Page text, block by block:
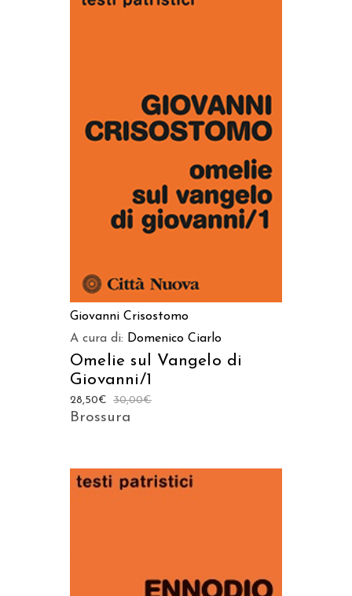
AGGIUNGI AL CARRELLO
Giovanni Crisostomo
A cura di: Domenico Ciarlo
Omelie sul Vangelo di
Giovanni/1
30,00€
28,50€
Brossura